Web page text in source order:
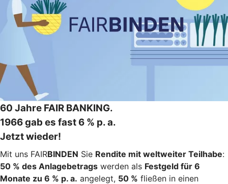
60 Jahre FAIR BANKING.
1966 gab es fast 6 % p. a.
Jetzt wieder!
Mit uns FAIRBINDEN Sie Rendite mit weltweiter Teilhabe:
50 % des Anlagebetrags werden als Festgeld für 6
Monate zu 6 % p. a. angelegt, 50 % fließen in einen